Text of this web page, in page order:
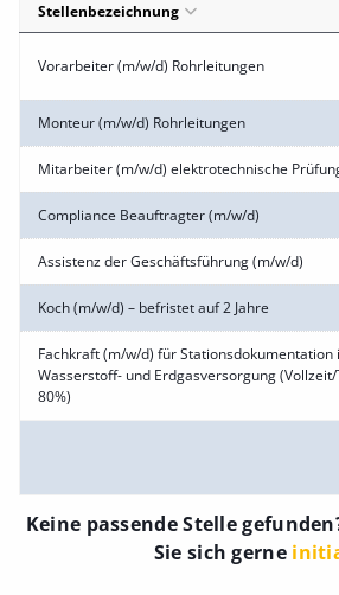
Stellenbezeichnung
Vorarbeiter (m/w/d) Rohrleitungen
Monteur (m/w/d) Rohrleitungen
Mitarbeiter (m/w/d) elektrotechnische
Compliance Beauftragter (m/w/d)
Assistenz der Geschäftsführung (m/w/d)
Koch (m/w/d) – befristet auf 2 Jahre
Fachkraft (m/w/d) für Stationsdokumentation
Wasserstoff- und Erdgasversorgung
80%)
Keine passende Stelle
Sie sich gerne